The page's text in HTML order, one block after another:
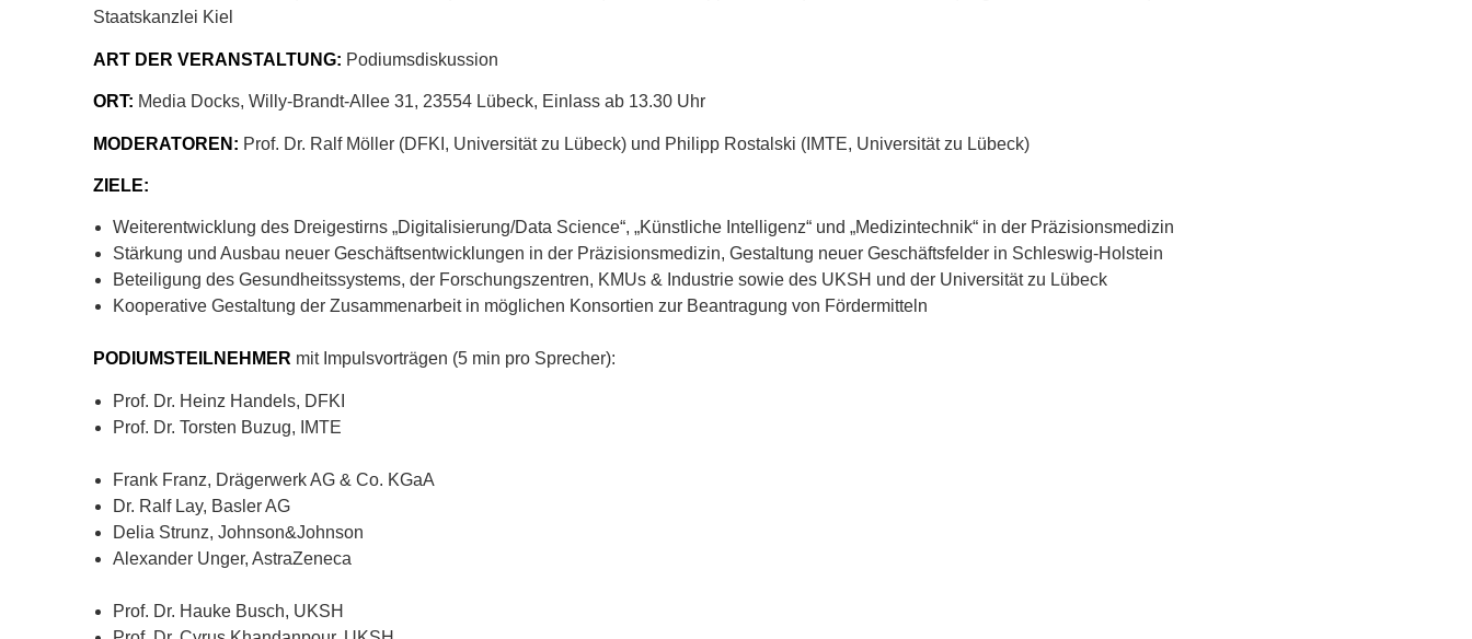
Staatskanzlei Kiel
ART DER VERANSTALTUNG: Podiumsdiskussion
ORT: Media Docks, Willy-Brandt-Allee 31, 23554 Lübeck, Einlass ab 13.30 Uhr
MODERATOREN: Prof. Dr. Ralf Möller (DFKI, Universität zu Lübeck) und Philipp Rostalski (IMTE, Universität zu Lübeck)
ZIELE:
Weiterentwicklung des Dreigestirns „Digitalisierung/Data Science“, „Künstliche Intelligenz“ und „Medizintechnik“ in der Präzisionsmedizin
Stärkung und Ausbau neuer Geschäftsentwicklungen in der Präzisionsmedizin, Gestaltung neuer Geschäftsfelder in Schleswig-Holstein
Beteiligung des Gesundheitssystems, der Forschungszentren, KMUs & Industrie sowie des UKSH und der Universität zu Lübeck
Kooperative Gestaltung der Zusammenarbeit in möglichen Konsortien zur Beantragung von Fördermitteln
PODIUMSTEILNEHMER mit Impulsvorträgen (5 min pro Sprecher):
Prof. Dr. Heinz Handels, DFKI
Prof. Dr. Torsten Buzug, IMTE
Frank Franz, Drägerwerk AG & Co. KGaA
Dr. Ralf Lay, Basler AG
Delia Strunz, Johnson&Johnson
Alexander Unger, AstraZeneca
Prof. Dr. Hauke Busch, UKSH